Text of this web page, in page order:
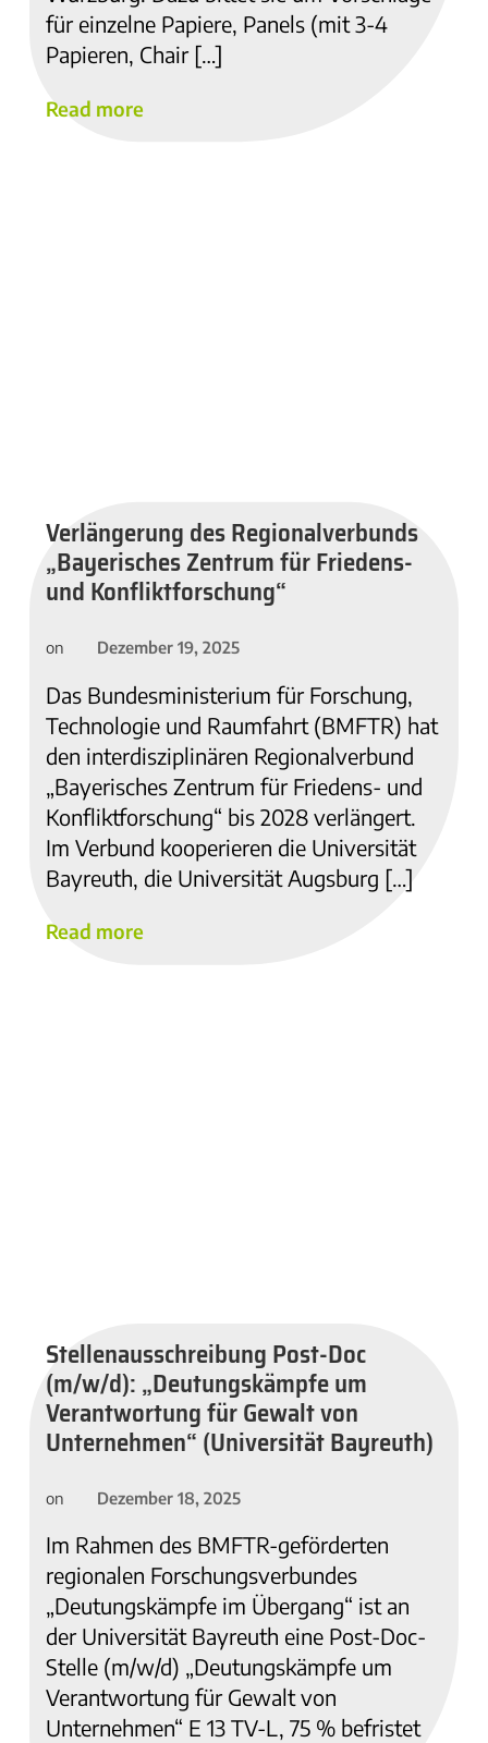
für einzelne Papiere, Panels (mit 3-4
Papieren, Chair […]
Read more
Verlängerung des Regionalverbunds
„Bayerisches Zentrum für Friedens-
und Konfliktforschung“
on Dezember 19, 2025
Das Bundesministerium für Forschung,
Technologie und Raumfahrt (BMFTR) hat
den interdisziplinären Regionalverbund
„Bayerisches Zentrum für Friedens- und
Konfliktforschung“ bis 2028 verlängert.
Im Verbund kooperieren die Universität
Bayreuth, die Universität Augsburg […]
Read more
Stellenausschreibung Post-Doc
(m/w/d): „Deutungskämpfe um
Verantwortung für Gewalt von
Unternehmen“ (Universität Bayreuth)
on Dezember 18, 2025
Im Rahmen des BMFTR-geförderten
regionalen Forschungsverbundes
„Deutungskämpfe im Übergang“ ist an
der Universität Bayreuth eine Post-Doc-
Stelle (m/w/d) „Deutungskämpfe um
Verantwortung für Gewalt von
Unternehmen“ E 13 TV-L, 75 % befristet